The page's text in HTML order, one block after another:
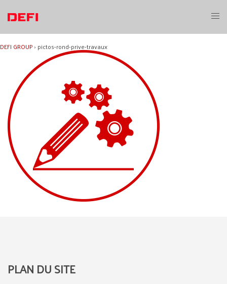
contenu
DEFI GROUP› pictos-rond-prive-travaux
PLAN DU SITE